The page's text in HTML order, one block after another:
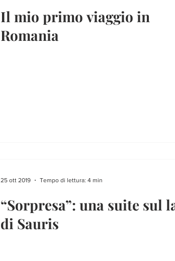
Il mio primo viaggio in
Romania
“Sorpresa”: una suite sul
di Sauris
25 ott 2019 Tempo di lettura: 4 min